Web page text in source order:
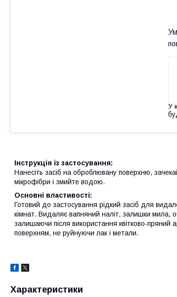
У
Інструкція із застосування:
Нанесіть засіб на оброблювану поверхню,
мікрофібри і змийте водою.
Основні властивості:
Готовий до застосування рідкий засіб для
кімнат. Видаляє вапняний наліт, залишки мила,
залишаючи після використання квітково-пряний
поверхням, не руйнуючи лак і метали.
Характеристики